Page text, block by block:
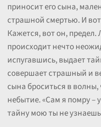
приносит его сына,
страшной смертью. И
Кажется, вот он,
происходит нечто
испугавшись, выдает
совершает страшный и
сына броситься в волны,
небытие. «Сам я помру –
тайну мою ты не